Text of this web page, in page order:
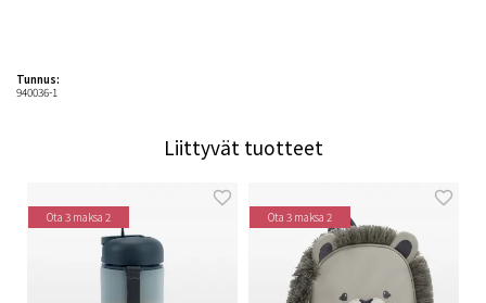
Tunnus:
940036-1
Liittyvät tuotteet
Ota 3 maksa 2 Ota 3 maksa 2